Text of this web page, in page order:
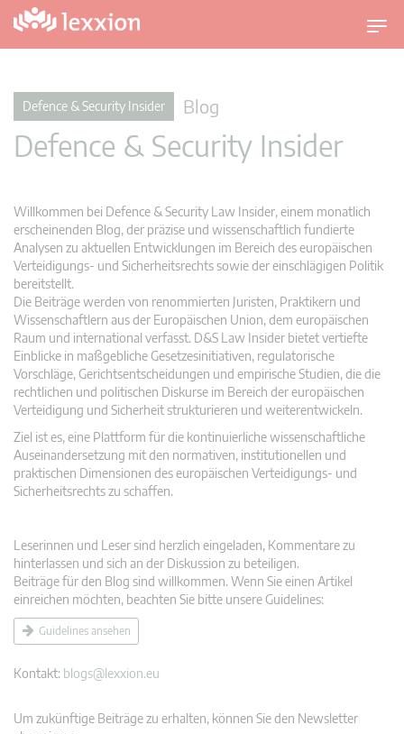
U
m
i
o
Defence & Security Insider Blog
Defence & Security Insider
Willkommen bei Defence & Security Law Insider, einem monatlich
erscheinenden Blog, der präzise und wissenschaftlich fundierte
Analysen zu aktuellen Entwicklungen im Bereich des europäischen
Verteidigungs- und Sicherheitsrechts sowie der einschlägigen Politik
bereitstellt.
Die Beiträge werden von renommierten Juristen, Praktikern und
Wissenschaftlern aus der Europäischen Union, dem europäischen
Raum und international verfasst. D&S Law Insider bietet vertiefte
Einblicke in maßgebliche Gesetzesinitiativen, regulatorische
Vorschläge, Gerichtsentscheidungen und empirische Studien, die die
rechtlichen und politischen Diskurse im Bereich der europäischen
Verteidigung und Sicherheit strukturieren und weiterentwickeln.
Ziel ist es, eine Plattform für die kontinuierliche wissenschaftliche
Auseinandersetzung mit den normativen, institutionellen und
praktischen Dimensionen des europäischen Verteidigungs- und
Sicherheitsrechts zu schaffen.
Leserinnen und Leser sind herzlich eingeladen, Kommentare zu
hinterlassen und sich an der Diskussion zu beteiligen.
Beiträge für den Blog sind willkommen. Wenn Sie einen Artikel
einreichen möchten, beachten Sie bitte unsere Guidelines:
Guidelines ansehen
Kontakt: blogs@lexxion.eu
Um zukünftige Beiträge zu erhalten, können Sie den Newsletter